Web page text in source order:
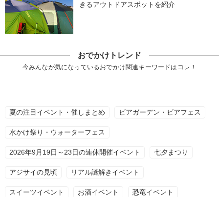
きるアウトドアスポットを紹介
おでかけトレンド
今みんなが気になっているおでかけ関連キーワードはコレ！
夏の注目イベント・催しまとめ ビアガーデン・ビアフェス
水かけ祭り・ウォーターフェス
2026年9月19日～23日の連休開催イベント 七夕まつり
アジサイの見頃 リアル謎解きイベント
スイーツイベント お酒イベント 恐竜イベント